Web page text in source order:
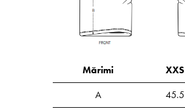
Mărimi XXS
A
45.5